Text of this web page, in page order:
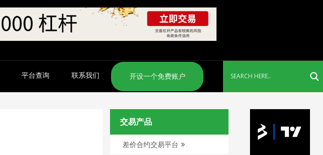
平台查询 联系我们 开设一个免费账户
交易产品
差价合约交易平台